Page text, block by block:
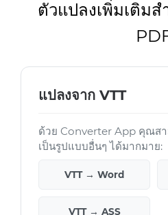
ตัวแปลงเพิ่มเติมส
แปลงจาก VTT
ด้วย Converter App คุณส
เป็นรูปแบบอื่นๆ ได้มากมาย:
VTT → Word
VTT → ASS